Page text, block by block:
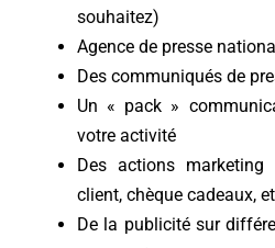
souhaitez)
Agence de presse
Des communiqués de
Un « pack »
votre activité
Des actions marketing
client, chèque cadeaux,
De la publicité sur